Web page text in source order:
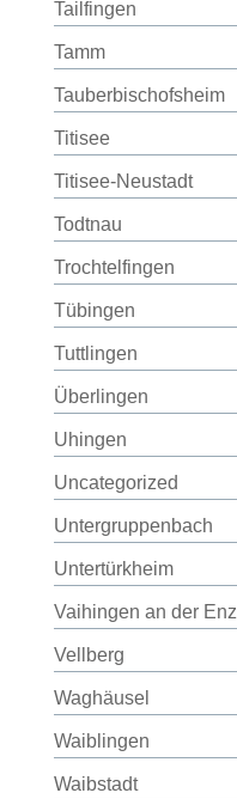
Tailfingen
Tamm
Tauberbischofsheim
Titisee
Titisee-Neustadt
Todtnau
Trochtelfingen
Tübingen
Tuttlingen
Überlingen
Uhingen
Uncategorized
Untergruppenbach
Untertürkheim
Vaihingen an der Enz
Vellberg
Waghäusel
Waiblingen
Waibstadt